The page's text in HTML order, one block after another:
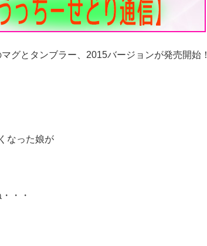
グとタンブラー、2015バージョンが発売開始！
なった娘が
・・